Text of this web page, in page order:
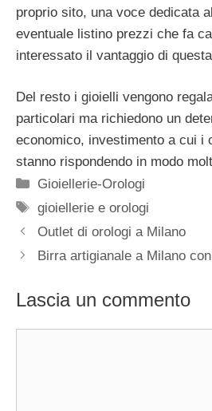
proprio sito, una voce dedicata
eventuale listino prezzi che fa
interessato il vantaggio di
Del resto i gioielli vengono
particolari ma richiedono un
economico, investimento a cui i
stanno rispondendo in modo
Categorie
Gioiellerie-Orologi
Tag
gioiellerie e orologi
Outlet di orologi a Milano
Birra artigianale a Milano
Lascia un commento